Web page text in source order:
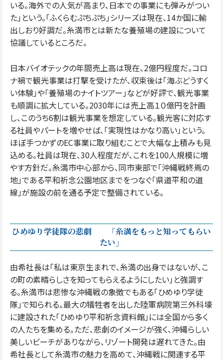
いる。海外での人気が高まり、日本での事業にも弾みがつい
た」という。「ふくらむぷちぷち」シリーズは現在、14か国に輸
出しおり好調だ。糸満市とは新たな養殖場の建設について
協議しているところだ。
日本バイオテックの年間売上高は現在、2億円程度だ。コロ
ナ禍で観光事業は打撃を受けたが、収束後は「海ぶどうすく
い体験」や「養殖場のナイトツアー」などが好評で、観光事業
も順調に拡大している。2030年には売上高１０億円を計画
し、このうち6割は観光事業を想定している。観光客に対応す
る社員やパートを増やせば、「実現性はかなり高い」という。
ほぼ手つかずのEC事業に取り組むことで大幅な上積みも見
込める。社員は現在、30人程度だが、これを100人規模に増
やす方針だ。糸満市中心部から、同市東部で「沖縄戦終焉の
地」である平和祈念公園地区までをつなぐ「県道平和の道
線」が施設の前を通る予定で整備されている。
ひめゆり学徒隊の悲劇 「糸満をもっと知ってもらい
たい」
由希社長は「私は東京生まれで、糸満の出身ではないが、こ
の町の素晴らしさを知ってもらえるようにしたい」と強調す
る。糸満市は悲惨な沖縄戦の象徴でもある「ひめゆり学徒
隊」で知られる。最大の犠牲者を出した陸軍病院第三外科壕
に建設された「ひめゆり平和祈念資料館」には全国から多く
の人たちを集める。ただ、悲劇のイメージが強く、沖縄らしい
美しいビーチがありながら、リゾート開発は遅れてきた。由
希社長として糸満市の魅力を高めて、沖縄戦に関連する平